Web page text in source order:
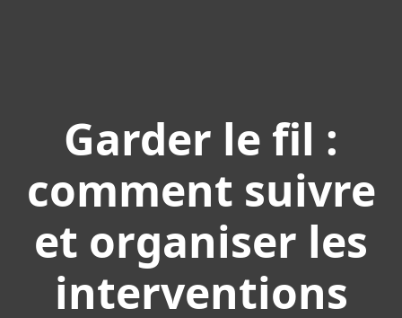
Garder le fil :
comment suivre
et organiser les
interventions